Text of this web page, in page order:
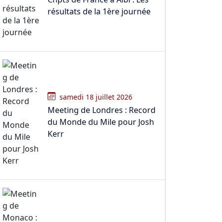
résultats de la 1ère journée
samedi 18 juillet 2026
Meeting de Londres : Record
du Monde du Mile pour Josh
Kerr